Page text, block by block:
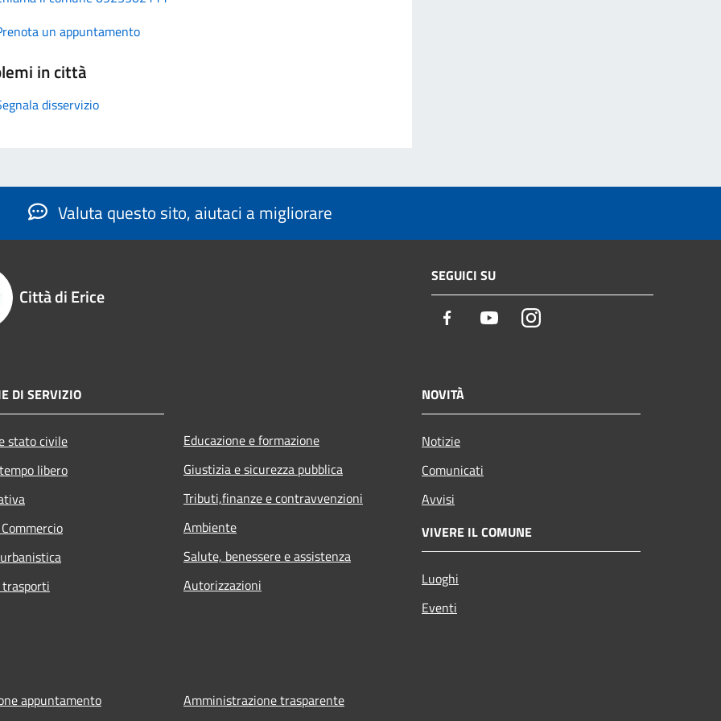
un appuntamento
in città
disservizio
Valuta questo sito, aiutaci a migliorare
Città di Erice
SEGUICI SU
Facebook YoutubeInstagram
DI SERVIZIO
stato civile
libero
Educazione e formazione
Giustizia e sicurezza pubblica
Tributi,finanze e contravvenzioni
Ambiente
Salute, benessere e assistenza
Autorizzazioni
NOVITÀ
Notizie
Comunicati
Avvisi
VIVERE IL COMUNE
Luoghi
Eventi
appuntamento
Amministrazione trasparente